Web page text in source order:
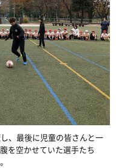
、最後に児童の皆さんと一
を空かせていた選手たち